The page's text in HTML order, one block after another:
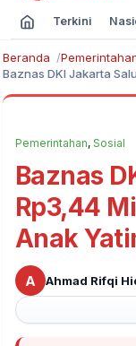
Terkini
Beranda
Baznas DKI Jakarta
Pemerintahan, Sosial
Baznas
Rp3,44
Anak
A Ahmad Rifqi